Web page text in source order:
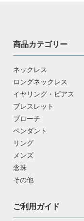
商品カテゴリー
ネックレス
ロングネックレス
イヤリング・ピアス
ブレスレット
ブローチ
ペンダント
リング
メンズ
念珠
その他
ご利用ガイド